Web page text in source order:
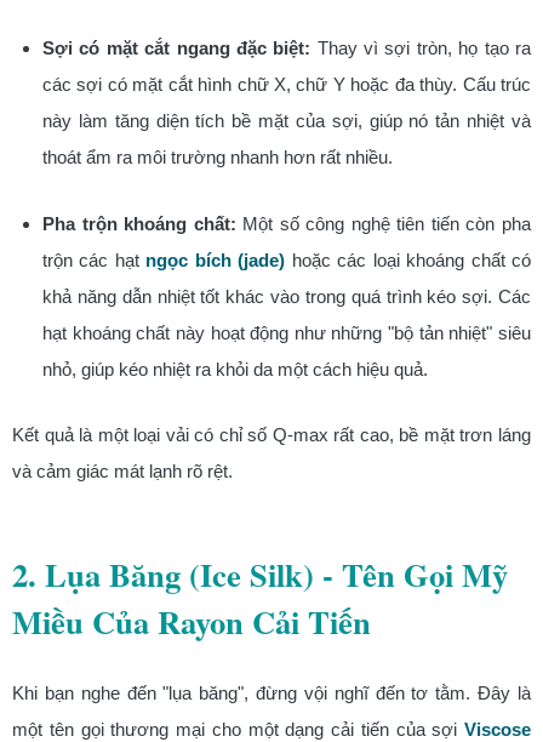
Sợi có mặt cắt ngang đặc biệt: Thay vì sợi tròn, họ tạo ra
các sợi có mặt cắt hình chữ X, chữ Y hoặc đa thùy. Cấu trúc
này làm tăng diện tích bề mặt của sợi, giúp nó tản nhiệt và
thoát ẩm ra môi trường nhanh hơn rất nhiều.
Pha trộn khoáng chất: Một số công nghệ tiên tiến còn pha
trộn các hạt ngọc bích (jade) hoặc các loại khoáng chất có
khả năng dẫn nhiệt tốt khác vào trong quá trình kéo sợi. Các
hạt khoáng chất này hoạt động như những "bộ tản nhiệt" siêu
nhỏ, giúp kéo nhiệt ra khỏi da một cách hiệu quả.
Kết quả là một loại vải có chỉ số Q-max rất cao, bề mặt trơn láng
và cảm giác mát lạnh rõ rệt.
2. Lụa Băng (Ice Silk) - Tên Gọi Mỹ
Miều Của Rayon Cải Tiến
Khi bạn nghe đến "lụa băng", đừng vội nghĩ đến tơ tằm. Đây là
một tên gọi thương mại cho một dạng cải tiến của sợi Viscose